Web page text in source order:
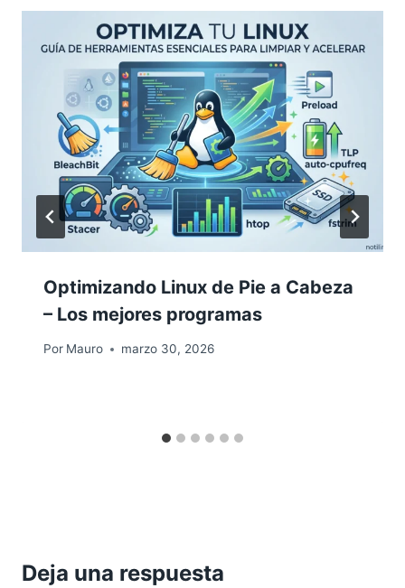
Optimizando Linux de Pie a Cabeza
– Los mejores programas
Por Mauro marzo 30, 2026
Deja una respuesta